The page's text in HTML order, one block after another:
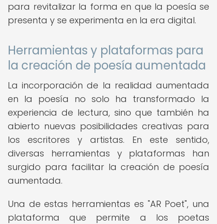
para revitalizar la forma en que la poesía se
presenta y se experimenta en la era digital.
Herramientas y plataformas para
la creación de poesía aumentada
La incorporación de la realidad aumentada
en la poesía no solo ha transformado la
experiencia de lectura, sino que también ha
abierto nuevas posibilidades creativas para
los escritores y artistas. En este sentido,
diversas herramientas y plataformas han
surgido para facilitar la creación de poesía
aumentada.
Una de estas herramientas es "AR Poet", una
plataforma que permite a los poetas